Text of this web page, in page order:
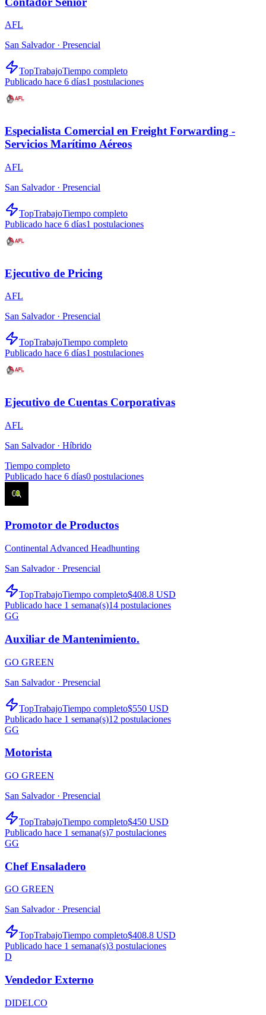
AFL
San Salvador · Presencial
TopTrabajoTiempo completo
Publicado hace 6 días1 postulaciones
Especialista Comercial en Freight Forwarding -
Servicios Marítimo Aéreos
AFL
San Salvador · Presencial
TopTrabajoTiempo completo
Publicado hace 6 días1 postulaciones
Ejecutivo de Pricing
AFL
San Salvador · Presencial
TopTrabajoTiempo completo
Publicado hace 6 días1 postulaciones
Ejecutivo de Cuentas Corporativas
AFL
San Salvador · Híbrido
Tiempo completo
Publicado hace 6 días0 postulaciones
Promotor de Productos
Continental Advanced Headhunting
San Salvador · Presencial
TopTrabajoTiempo completo$408.8 USD
Publicado hace 1 semana(s)14 postulaciones
GG
Auxiliar de Mantenimiento.
GO GREEN
San Salvador · Presencial
TopTrabajoTiempo completo$550 USD
Publicado hace 1 semana(s)12 postulaciones
GG
Motorista
GO GREEN
San Salvador · Presencial
TopTrabajoTiempo completo$450 USD
Publicado hace 1 semana(s)7 postulaciones
GG
Chef Ensaladero
GO GREEN
San Salvador · Presencial
TopTrabajoTiempo completo$408.8 USD
Publicado hace 1 semana(s)3 postulaciones
D
Vendedor Externo
DIDELCO